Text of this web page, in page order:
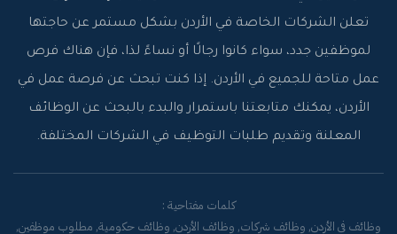
تعلن الشركات الخاصة في الأردن بشكل مستمر عن حاجتها
لموظفين جدد، سواء كانوا رجالًا أو نساءً لذا، فإن هناك فرص
عمل متاحة للجميع في الأردن. إذا كنت تبحث عن فرصة عمل في
الأردن، يمكنك متابعتنا باستمرار والبدء بالبحث عن الوظائف
المعلنة وتقديم طلبات التوظيف في الشركات المختلفة.
كلمات مفتاحية :
وظائف في الأردن, وظائف شركات, وظائف الأردن, وظائف حكومية, مطلوب موظفين,